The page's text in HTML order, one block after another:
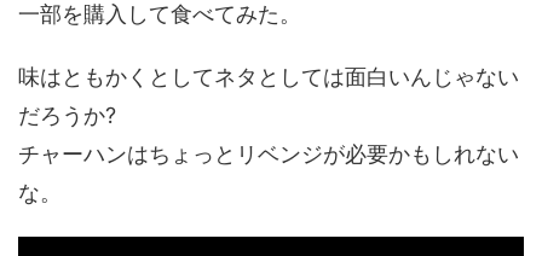
一部を購入して食べてみた。
味はともかくとしてネタとしては面白いんじゃない
だろうか?
チャーハンはちょっとリベンジが必要かもしれない
な。